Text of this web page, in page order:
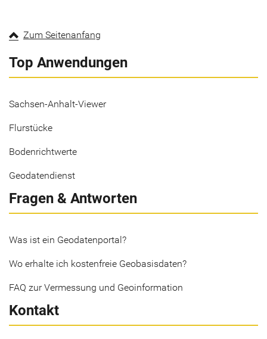
Zum Seitenanfang
Top Anwendungen
Sachsen-Anhalt-Viewer
Flurstücke
Bodenrichtwerte
Geodatendienst
Fragen & Antworten
Was ist ein Geodatenportal?
Wo erhalte ich kostenfreie Geobasisdaten?
FAQ zur Vermessung und Geoinformation
Kontakt